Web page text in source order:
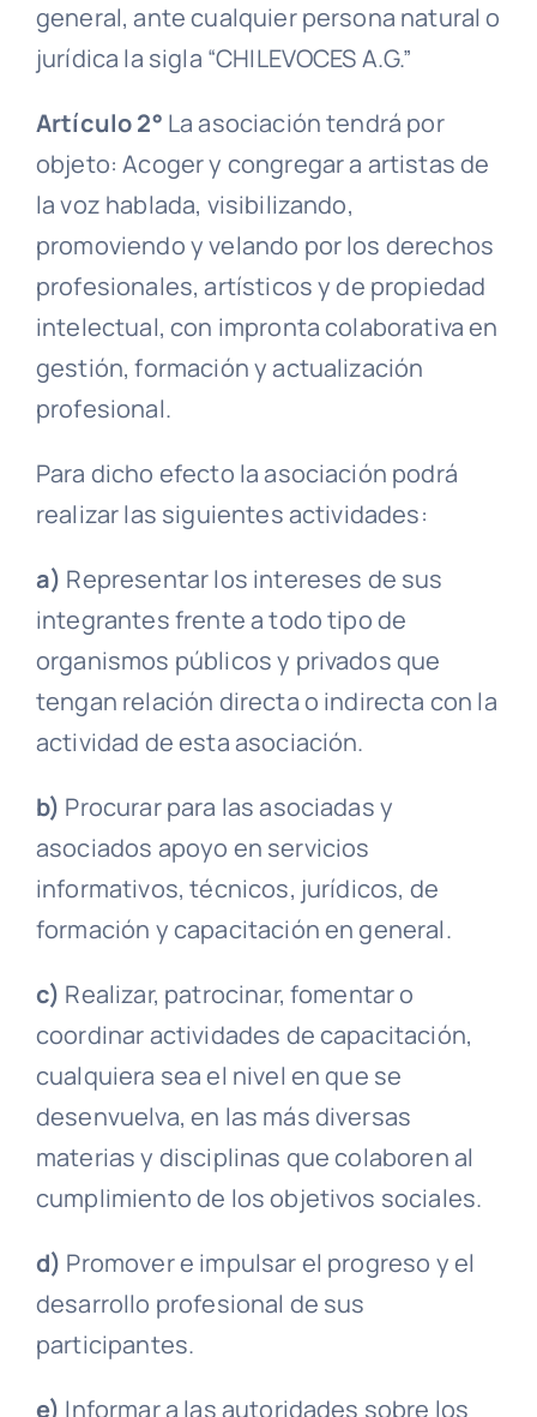
general, ante cualquierpersona natural o
jurídica la sigla “CHILEVOCES A.G.”
Artículo 2° La asociación tendrá por
objeto: Acoger y congregar a artistas de
la voz hablada, visibilizando,
promoviendo y velando por los derechos
profesionales, artísticos y de propiedad
intelectual, con impronta colaborativa en
gestión, formación y actualización
profesional.
Para dicho efecto la asociación podrá
realizar las siguientes actividades:
a) Representar los intereses de sus
integrantes frente a todo tipo de
organismos públicos y privados que
tengan relación directa o indirecta con la
actividad de esta asociación.
b) Procurar para las asociadas y
asociados apoyo en servicios
informativos, técnicos, jurídicos, de
formación y capacitación en general.
c) Realizar, patrocinar, fomentar o
coordinar actividades de capacitación,
cualquiera sea el nivel en que se
desenvuelva, en las más diversas
materias y disciplinas que colaboren al
cumplimiento de los objetivos sociales.
d) Promover e impulsar el progreso y el
desarrollo profesional de sus
participantes.
e) Informar a las autoridades sobre los